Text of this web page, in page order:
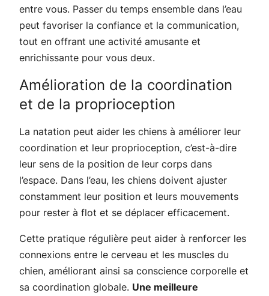
entre vous. Passer du temps ensemble dans l’eau
peut favoriser la confiance et la communication,
tout en offrant une activité amusante et
enrichissante pour vous deux.
Amélioration de la coordination
et de la proprioception
La natation peut aider les chiens à améliorer leur
coordination et leur proprioception, c’est-à-dire
leur sens de la position de leur corps dans
l’espace. Dans l’eau, les chiens doivent ajuster
constamment leur position et leurs mouvements
pour rester à flot et se déplacer efficacement.
Cette pratique régulière peut aider à renforcer les
connexions entre le cerveau et les muscles du
chien, améliorant ainsi sa conscience corporelle et
sa coordination globale. Une meilleure